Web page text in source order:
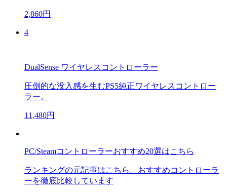
2,860円
4
DualSense ワイヤレスコントローラー
圧倒的な没入感を生むPS5純正ワイヤレスコントロー
ラー。
11,480円
PC/Steamコントローラーおすすめ20選はこちら
ランキングの元記事はこちら。おすすめコントローラ
ーを徹底比較しています